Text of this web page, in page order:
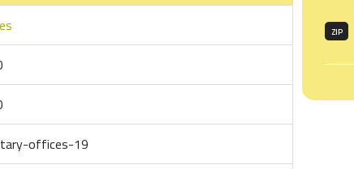
offices-19
ZIP